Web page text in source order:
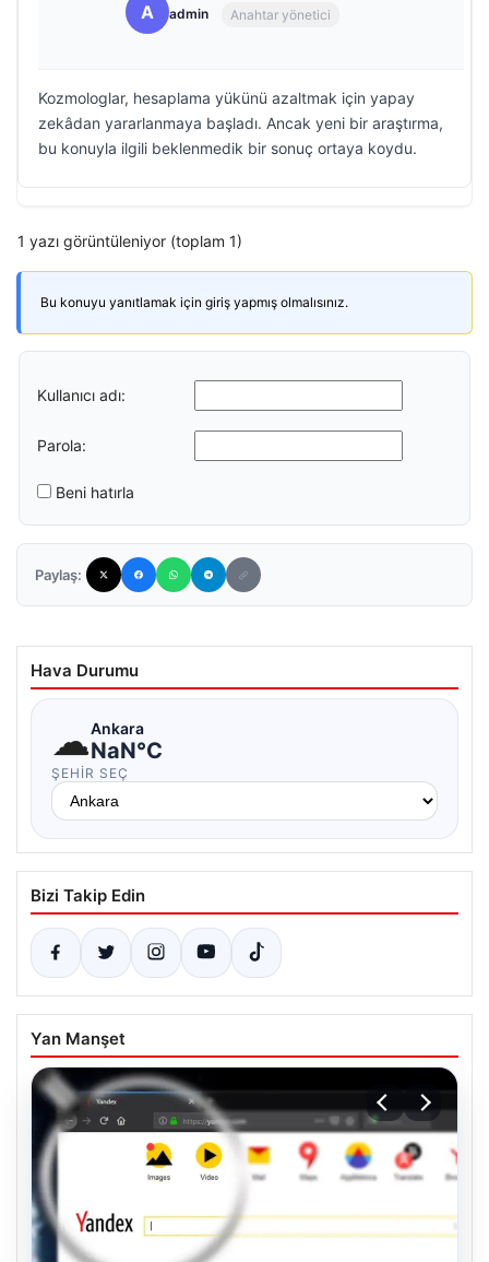
A admin Anahtar yönetici
Kozmologlar, hesaplama yükünü azaltmak için yapay
zekâdan yararlanmaya başladı. Ancak yeni bir araştırma,
bu konuyla ilgili beklenmedik bir sonuç ortaya koydu.
1 yazı görüntüleniyor (toplam 1)
Bu konuyu yanıtlamak için giriş yapmış olmalısınız.
Kullanıcı adı:
Parola:
Beni hatırla
Paylaş:
Hava Durumu
☁Ankara
NaN°C
ŞEHIR SEÇ
Bizi Takip Edin
Yan Manşet